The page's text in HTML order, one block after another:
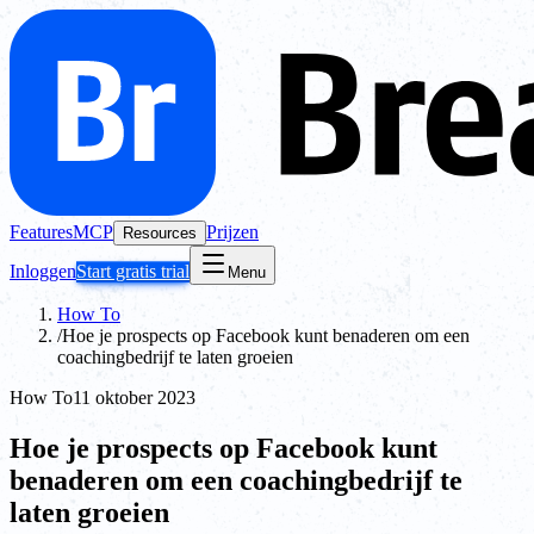
FeaturesMCP Resources Prijzen
InloggenStart gratis trial Menu
How To
/Hoe je prospects op Facebook kunt benaderen om een
coachingbedrijf te laten groeien
How To11 oktober 2023
Hoe je prospects op Facebook kunt
benaderen om een coachingbedrijf te
laten groeien